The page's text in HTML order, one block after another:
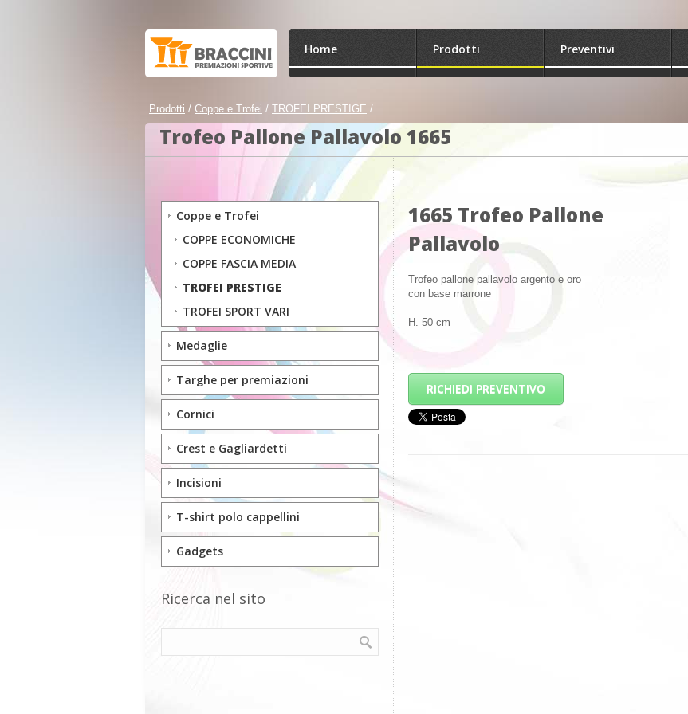
Home Prodotti Preventivi
Prodotti / Coppe e Trofei / TROFEI PRESTIGE /
Trofeo Pallone Pallavolo 1665
1665 Trofeo Pallone
Pallavolo
Trofeo pallone pallavolo argento e oro
con base marrone
H. 50 cm
RICHIEDI PREVENTIVO
Coppe e Trofei
COPPE ECONOMICHE
COPPE FASCIA MEDIA
TROFEI PRESTIGE
TROFEI SPORT VARI
Medaglie
Targhe per premiazioni
Cornici
Crest e Gagliardetti
Incisioni
T-shirt polo cappellini
Gadgets
Ricerca nel sito